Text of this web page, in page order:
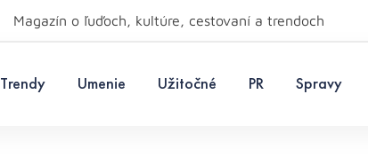
Magazín o ľuďoch, kultúre, cestovaní a trendoch
Trendy Umenie Užitočné PR Spravy